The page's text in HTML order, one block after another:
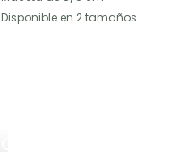
Disponible en 2 tamaños